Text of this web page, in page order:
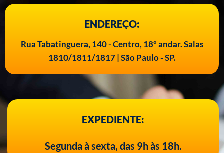
ENDEREÇO:
Rua Tabatinguera, 140 - Centro, 18º andar. Salas
1810/1811/1817 | São Paulo - SP.
EXPEDIENTE:
Segunda à sexta, das 9h às 18h.